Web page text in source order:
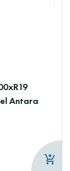
Antara